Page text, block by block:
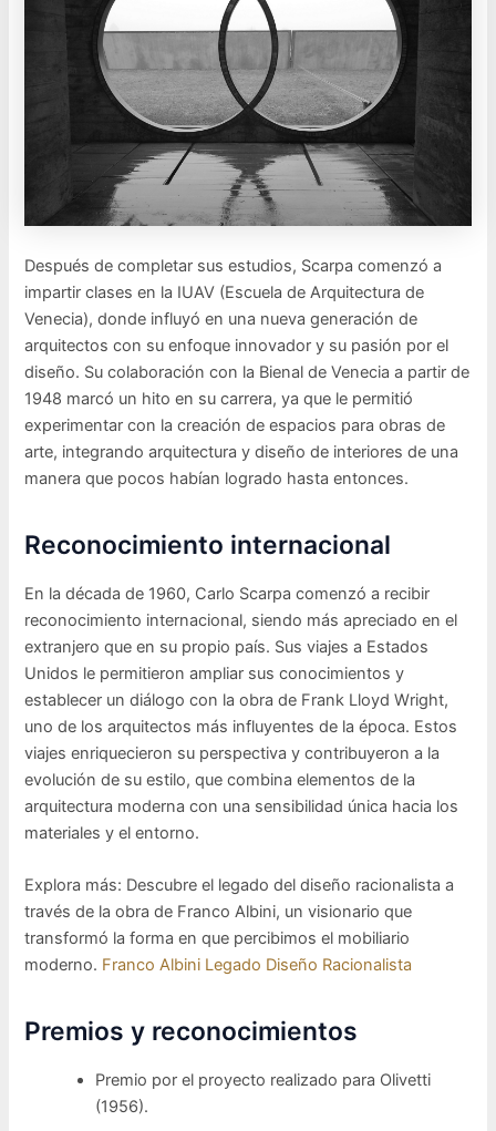
Después de completar sus estudios, Scarpa comenzó a
impartir clases en la IUAV (Escuela de Arquitectura de
Venecia), donde influyó en una nueva generación de
arquitectos con su enfoque innovador y su pasión por el
diseño. Su colaboración con la Bienal de Venecia a partir de
1948 marcó un hito en su carrera, ya que le permitió
experimentar con la creación de espacios para obras de
arte, integrando arquitectura y diseño de interiores de una
manera que pocos habían logrado hasta entonces.
Reconocimiento internacional
En la década de 1960, Carlo Scarpa comenzó a recibir
reconocimiento internacional, siendo más apreciado en el
extranjero que en su propio país. Sus viajes a Estados
Unidos le permitieron ampliar sus conocimientos y
establecer un diálogo con la obra de Frank Lloyd Wright,
uno de los arquitectos más influyentes de la época. Estos
viajes enriquecieron su perspectiva y contribuyeron a la
evolución de su estilo, que combina elementos de la
arquitectura moderna con una sensibilidad única hacia los
materiales y el entorno.
Explora más: Descubre el legado del diseño racionalista a
través de la obra de Franco Albini, un visionario que
transformó la forma en que percibimos el mobiliario
moderno. Franco Albini Legado Diseño Racionalista
Premios y reconocimientos
Premio por el proyecto realizado para Olivetti
(1956).